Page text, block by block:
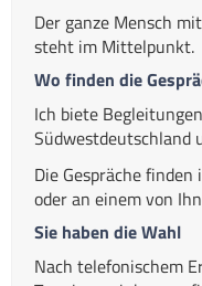
Der ganze Mensch
steht im Mittelpunkt.
Wo finden die
Ich biete
Südwestdeutschland
Die Gespräche
oder an einem von
Sie haben die Wahl
Nach telefonischem